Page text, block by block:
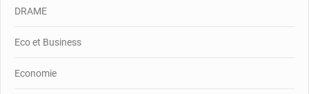
DRAME
Eco et Business
Economie